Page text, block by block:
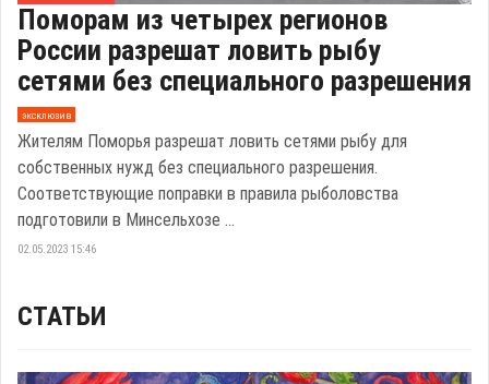
Поморам из четырех регионов
России разрешат ловить рыбу
сетями без специального разрешения
эксклюзив
Жителям Поморья разрешат ловить сетями рыбу для
собственных нужд без специального разрешения.
Соответствующие поправки в правила рыболовства
подготовили в Минсельхозе ...
02.05.2023 15:46
СТАТЬИ